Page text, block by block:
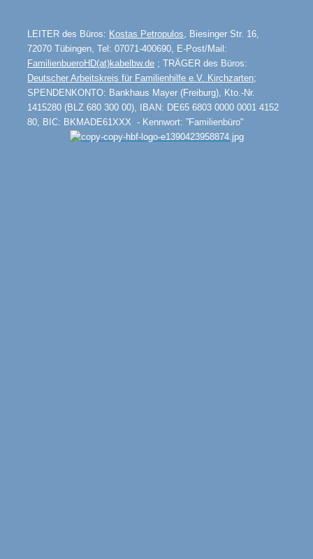
LEITER des Büros: Kostas Petropulos , Biesinger Str. 16,
72070 Tübingen, Tel: 07071-400690, E-Post/Mail:
FamilienbueroHD(at)kabelbw.de ; TRÄGER des Büros:
Deutscher Arbeitskreis für Familienhilfe e.V. Kirchzarten;
SPENDENKONTO: Bankhaus Mayer (Freiburg), Kto.-Nr.
1415280 (BLZ 680 300 00), IBAN: DE65 6803 0000 0001 4152
80, BIC: BKMADE61XXX - Kennwort: ”Familienbüro"